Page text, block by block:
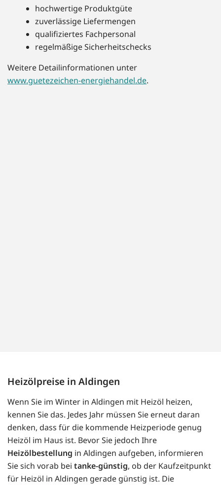
hochwertige Produktgüte
zuverlässige Liefermengen
qualifiziertes Fachpersonal
regelmäßige Sicherheitschecks
Weitere Detailinformationen unter
www.guetezeichen-energiehandel.de.
Heizölpreise in Aldingen
Wenn Sie im Winter in Aldingen mit Heizöl heizen,
kennen Sie das. Jedes Jahr müssen Sie erneut daran
denken, dass für die kommende Heizperiode genug
Heizöl im Haus ist. Bevor Sie jedoch Ihre
Heizölbestellung in Aldingen aufgeben, informieren
Sie sich vorab bei tanke-günstig, ob der Kaufzeitpunkt
für Heizöl in Aldingen gerade günstig ist. Die